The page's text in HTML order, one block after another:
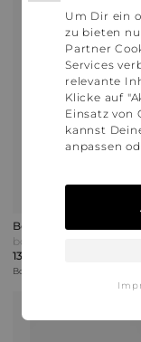
Bonprix
13,99 €
Bonprix | Versand: 4,95 €
Um Dir ein
zu bieten
Partner
Services
relevante
Klicke auf
Einsatz von
kannst
anpassen